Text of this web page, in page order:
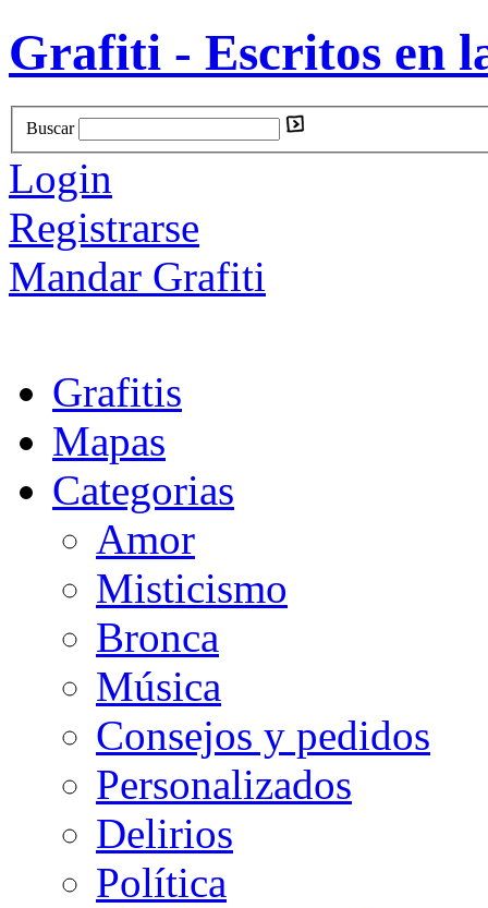
Grafiti - Escritos en
Buscar
Login
Registrarse
Mandar Grafiti
Grafitis
Mapas
Categorias
Amor
Misticismo
Bronca
Música
Consejos y pedidos
Personalizados
Delirios
Política